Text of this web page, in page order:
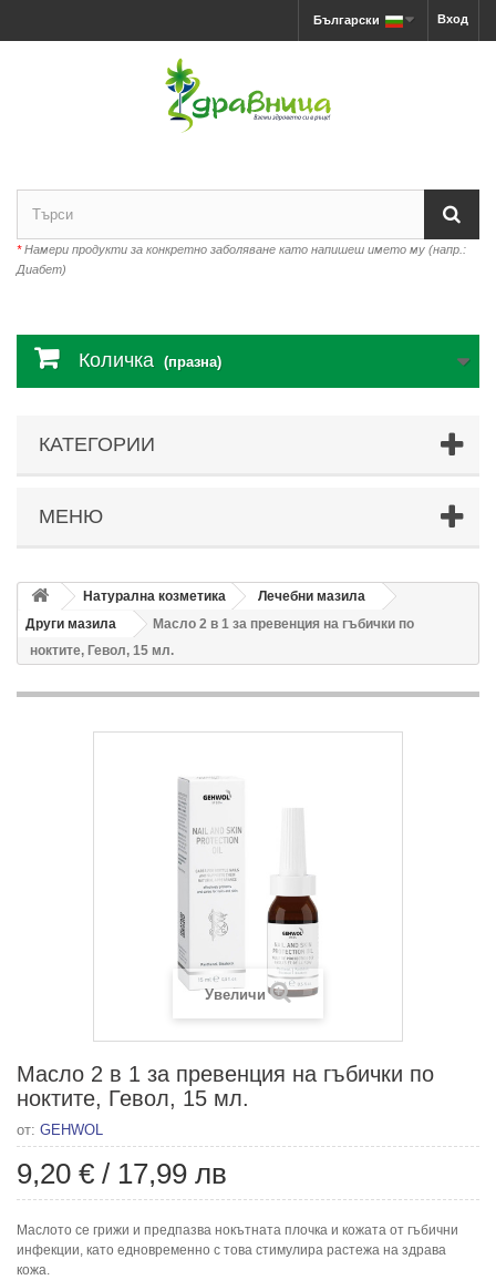
Вход
Български
*Намери продукти за конкретно заболяване като напишеш името му (напр.:
Диабет)
Количка (празна)
КАТЕГОРИИ
МЕНЮ
Натурална козметика
Лечебни мазила
Други мазила
Масло 2 в 1 за превенция на гъбички по
ноктите, Гевол, 15 мл.
Увеличи
Масло 2 в 1 за превенция на гъбички по
ноктите, Гевол, 15 мл.
от: GEHWOL
9,20 € / 17,99 лв
Маслото се грижи и предпазва нокътната плочка и кожата от гъбични
инфекции, като едновременно с това стимулира растежа на здрава
кожа.